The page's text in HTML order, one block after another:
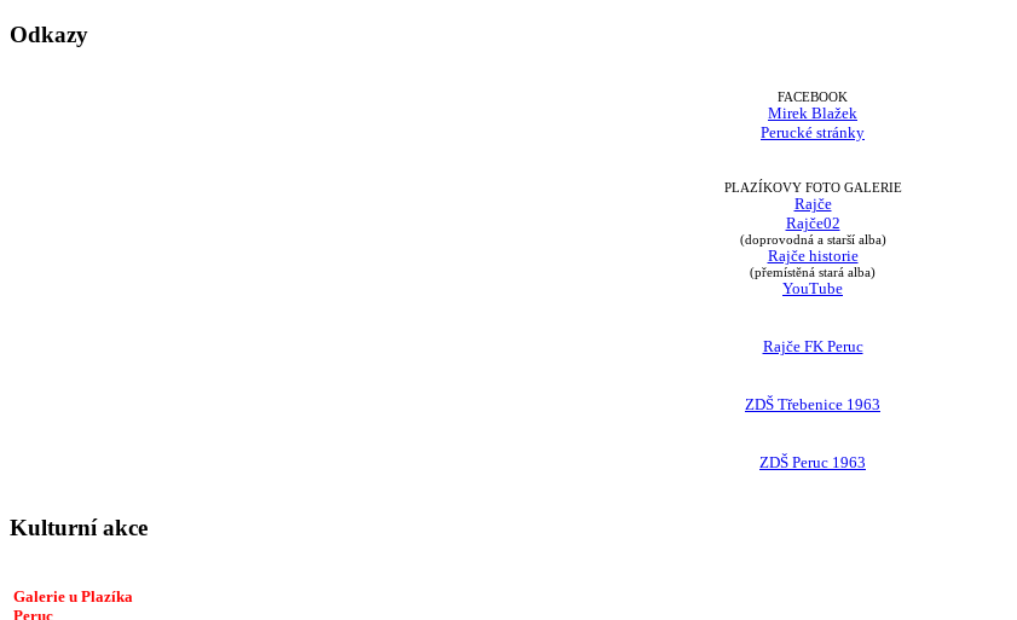
Odkazy
FACEBOOK
Mirek Blažek
Perucké stránky
PLAZÍKOVY FOTO GALERIE
Rajče
Rajče02
(doprovodná a starší alba)
Rajče historie
(přemístěná stará alba)
YouTube
Rajče FK Peruc
ZDŠ Třebenice 1963
ZDŠ Peruc 1963
Kulturní akce
Galerie u Plazíka
Peruc